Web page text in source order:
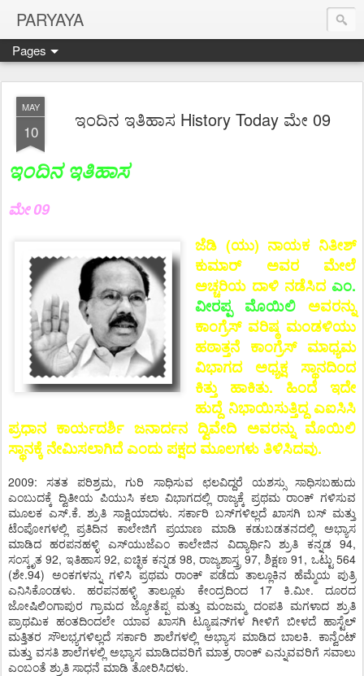
PARYAYA
Pages
MAY
10
ಇಂದಿನ ಇತಿಹಾಸ History Today ಮೇ 09
ಇಂದಿನ ಇತಿಹಾಸ
ಮೇ 09
ಜೆಡಿ (ಯು) ನಾಯಕ ನಿತೀಶ್
ಕುಮಾರ್ ಅವರ ಮೇಲೆ
ಅಚ್ಚರಿಯ ದಾಳಿ ನಡೆಸಿದ ಎಂ.
ವೀರಪ್ಪ ಮೊಯಿಲಿಅವರನ್ನು
ಕಾಂಗ್ರೆಸ್ ವರಿಷ್ಠ ಮಂಡಳಿಯು
ಹಠಾತ್ತನೆ ಕಾಂಗ್ರೆಸ್ ಮಾಧ್ಯಮ
ವಿಭಾಗದ ಅಧ್ಯಕ್ಷ ಸ್ಥಾನದಿಂದ
ಕಿತ್ತು ಹಾಕಿತು. ಹಿಂದೆ ಇದೇ
ಹುದ್ದೆ ನಿಭಾಯಿಸುತ್ತಿದ್ದ ಎಐಸಿಸಿ
ಪ್ರಧಾನ ಕಾರ್ಯದರ್ಶಿ ಜನಾರ್ದನ ದ್ವಿವೇದಿ ಅವರನ್ನು ಮೊಯಿಲಿ
ಸ್ಥಾನಕ್ಕೆ ನೇಮಿಸಲಾಗಿದೆ ಎಂದು ಪಕ್ಷದ ಮೂಲಗಳು ತಿಳಿಸಿದವು.
2009: ಸತತ ಪರಿಶ್ರಮ, ಗುರಿ ಸಾಧಿಸುವ ಛಲವಿದ್ದರೆ ಯಶಸ್ಸು ಸಾಧಿಸಬಹುದು
ಎಂಬುದಕ್ಕೆ ದ್ವಿತೀಯ ಪಿಯುಸಿ ಕಲಾ ವಿಭಾಗದಲ್ಲಿ ರಾಜ್ಯಕ್ಕೆ ಪ್ರಥಮ ರಾಂಕ್ ಗಳಿಸುವ
ಮೂಲಕ ಎಸ್.ಕೆ. ಶ್ರುತಿ ಸಾಕ್ಷಿಯಾದಳು. ಸರ್ಕಾರಿ ಬಸ್‌ಗಳಿಲ್ಲದೆ ಖಾಸಗಿ ಬಸ್ ಮತ್ತು
ಟೆಂಪೋಗಳಲ್ಲಿ ಪ್ರತಿದಿನ ಕಾಲೇಜಿಗೆ ಪ್ರಯಾಣ ಮಾಡಿ ಕಡುಬಡತನದಲ್ಲಿ ಅಭ್ಯಾಸ
ಮಾಡಿದ ಹರಪನಹಳ್ಳಿ ಎಸ್‌ಯುಜೆಎಂ ಕಾಲೇಜಿನ ವಿದ್ಯಾರ್ಥಿನಿ ಶ್ರುತಿ ಕನ್ನಡ 94,
ಸಂಸ್ಕೃತ 92, ಇತಿಹಾಸ 92, ಐಚ್ಛಿಕ ಕನ್ನಡ 98, ರಾಜ್ಯಶಾಸ್ತ್ರ 97, ಶಿಕ್ಷಣ 91, ಒಟ್ಟು 564
(ಶೇ.94) ಅಂಕಗಳನ್ನು ಗಳಿಸಿ ಪ್ರಥಮ ರಾಂಕ್ ಪಡೆದು ತಾಲ್ಲೂಕಿನ ಹೆಮ್ಮೆಯ ಪುತ್ರಿ
ಎನಿಸಿಕೊಂಡಳು. ಹರಪನಹಳ್ಳಿ ತಾಲ್ಲೂಕು ಕೇಂದ್ರದಿಂದ 17 ಕಿ.ಮೀ. ದೂರದ
ಜೋಷಿಲಿಂಗಾಪುರ ಗ್ರಾಮದ ಜ್ಯೋತೆಪ್ಪ ಮತ್ತು ಮಂಜಮ್ಮ ದಂಪತಿ ಮಗಳಾದ ಶ್ರುತಿ
ಪ್ರಾಥಮಿಕ ಹಂತದಿಂದಲೇ ಯಾವ ಖಾಸಗಿ ಟ್ಯೂಷನ್‌ಗಳ ಗೀಳಿಗೆ ಬೀಳದೆ ಹಾಸ್ಟೆಲ್
ಮತ್ತಿತರ ಸೌಲಭ್ಯಗಳಿಲ್ಲದೆ ಸರ್ಕಾರಿ ಶಾಲೆಗಳಲ್ಲಿ ಅಭ್ಯಾಸ ಮಾಡಿದ ಬಾಲಕಿ. ಕಾನ್ವೆಂಟ್
ಮತ್ತು ವಸತಿ ಶಾಲೆಗಳಲ್ಲಿ ಅಭ್ಯಾಸ ಮಾಡಿದವರಿಗೆ ಮಾತ್ರ ರಾಂಕ್ ಎನ್ನುವವರಿಗೆ ಸವಾಲು
ಎಂಬಂತೆ ಶ್ರುತಿ ಸಾಧನೆ ಮಾಡಿ ತೋರಿಸಿದಳು.